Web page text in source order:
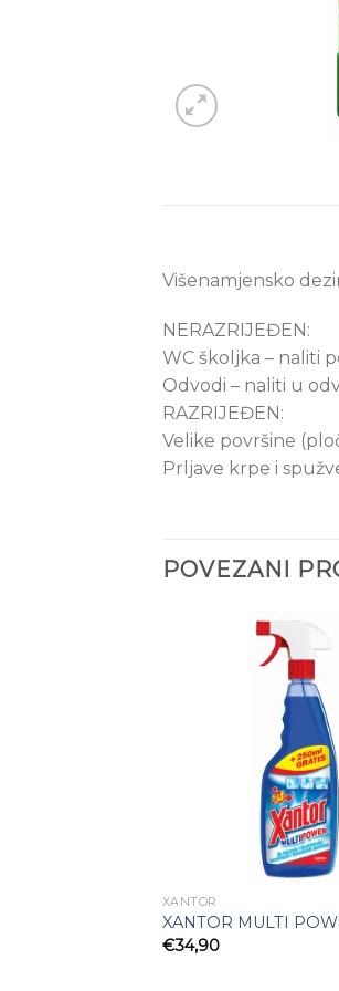
Višenamjensko
NERAZRIJEĐEN:
WC školjka – naliti
Odvodi – naliti u
RAZRIJEĐEN:
Velike površine
Prljave krpe i
POVEZANI
XANTOR
XANTOR MULTI
€34,90